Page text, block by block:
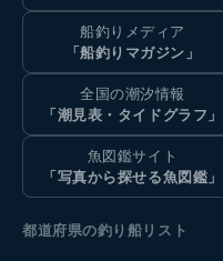
船釣りメディア
「船釣りマガジン」
全国の潮汐情報
「潮見表・タイドグラフ」
魚図鑑サイト
「写真から探せる魚図鑑」
都道府県の釣り船リスト